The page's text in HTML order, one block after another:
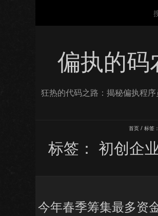
偏执的码
狂热的代码之路：揭秘偏执程
首页 / 标签：
标签： 初创企
今年春季筹集最多资